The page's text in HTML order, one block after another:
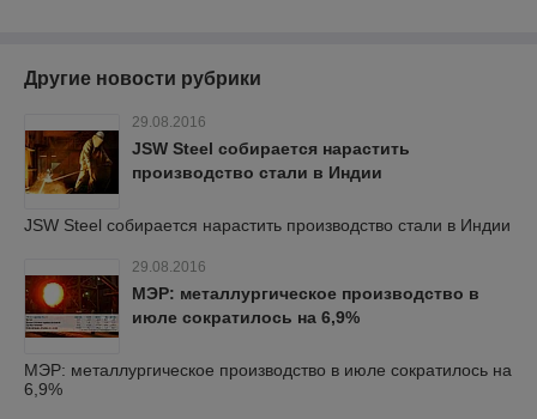
Другие новости рубрики
29.08.2016
JSW Steel собирается нарастить
производство стали в Индии
JSW Steel собирается нарастить производство стали в Индии
29.08.2016
МЭР: металлургическое производство в
июле сократилось на 6,9%
МЭР: металлургическое производство в июле сократилось на
6,9%